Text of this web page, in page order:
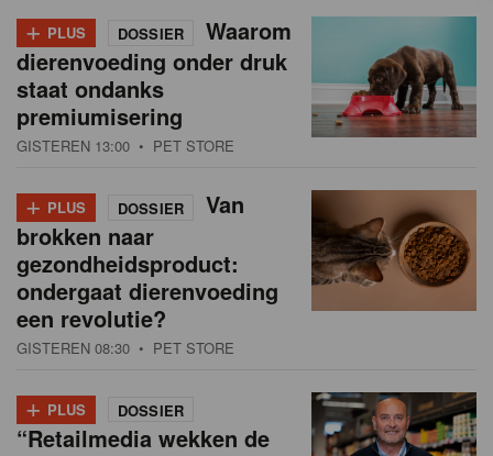
+ PLUS DOSSIER
Waarom
dierenvoeding onder druk
staat ondanks
premiumisering
GISTEREN 13:00 • PET STORE
+ PLUS DOSSIER
Van
brokken naar
gezondheidsproduct:
ondergaat dierenvoeding
een revolutie?
GISTEREN 08:30 • PET STORE
+ PLUS DOSSIER
“Retailmedia wekken de